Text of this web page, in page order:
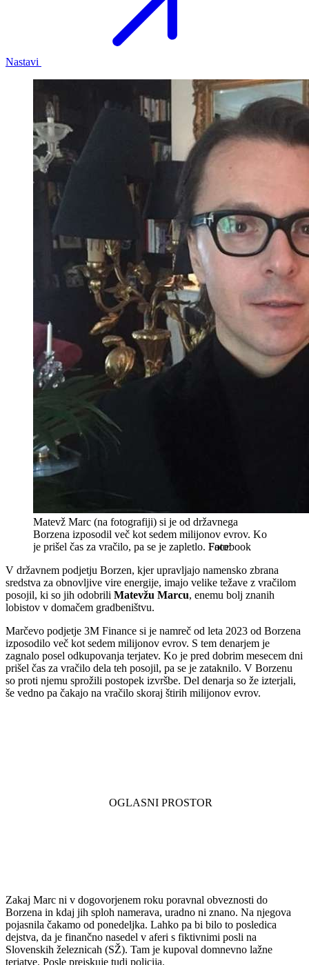
Nastavi
Matevž Marc (na fotografiji) si je od državnega
Borzena izposodil več kot sedem milijonov evrov. Ko
je prišel čas za vračilo, pa se je zapletlo. Facebook
V državnem podjetju Borzen, kjer upravljajo namensko zbrana
sredstva za obnovljive vire energije, imajo velike težave z vračilom
posojil, ki so jih odobrili Matevžu Marcu, enemu bolj znanih
lobistov v domačem gradbeništvu.
Marčevo podjetje 3M Finance si je namreč od leta 2023 od Borzena
izposodilo več kot sedem milijonov evrov. S tem denarjem je
zagnalo posel odkupovanja terjatev. Ko je pred dobrim mesecem dni
prišel čas za vračilo dela teh posojil, pa se je zataknilo. V Borzenu
so proti njemu sprožili postopek izvršbe. Del denarja so že izterjali,
še vedno pa čakajo na vračilo skoraj štirih milijonov evrov.
Zakaj Marc ni v dogovorjenem roku poravnal obveznosti do
Borzena in kdaj jih sploh namerava, uradno ni znano. Na njegova
pojasnila čakamo od ponedeljka. Lahko pa bi bilo to posledica
dejstva, da je finančno nasedel v aferi s fiktivnimi posli na
Slovenskih železnicah (SŽ). Tam je kupoval domnevno lažne
terjatve. Posle preiskuje tudi policija.